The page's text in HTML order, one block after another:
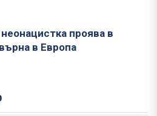
проява в
в Европа